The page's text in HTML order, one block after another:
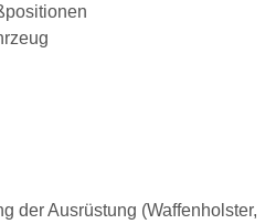
der Ausrüstung (Waffenholster,